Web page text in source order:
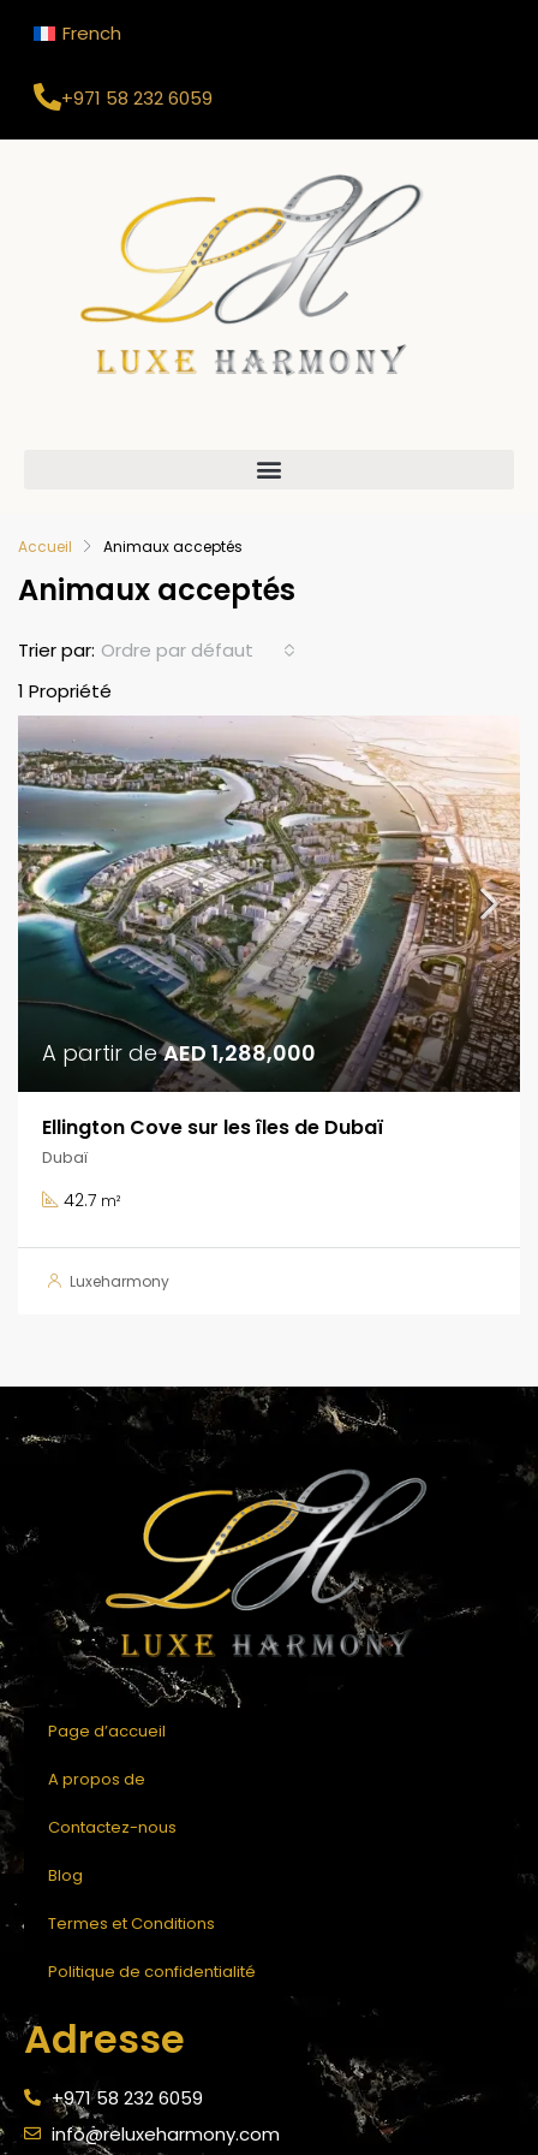
+971 58 232 6059
French
Accueil Animaux acceptés
Animaux acceptés
1 Propriété
Trier par: Ordre par défaut
A partir deAED 1,288,000
Ellington Cove sur les îles de Dubaï
Dubaï
42.7 m²
Luxeharmony
Page d’accueil
A propos de
Contactez-nous
Blog
Termes et Conditions
Politique de confidentialité
Adresse
+971 58 232 6059
info@reluxeharmony.com